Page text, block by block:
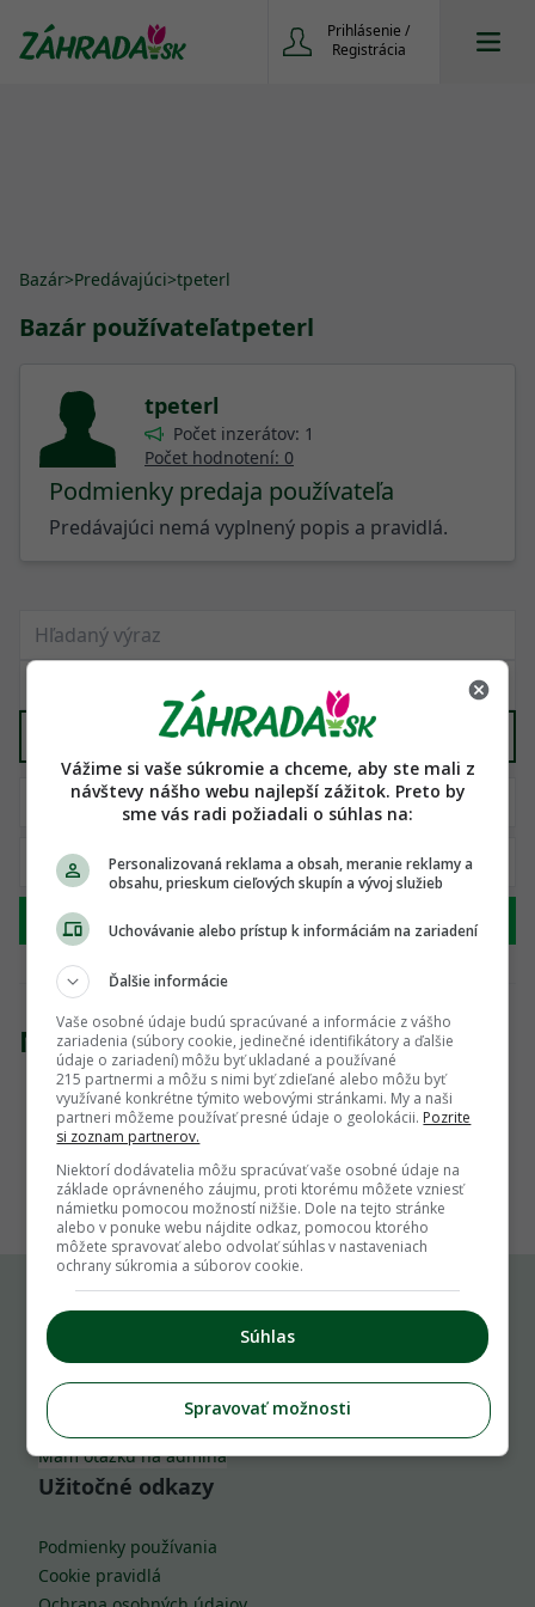
Prihlásenie /
Registrácia
Bazár>Predávajúci>tpeterl
Bazár používateľatpeterl
tpeterl
Počet inzerátov: 1
Počet hodnotení: 0
Podmienky predaja používateľa
Predávajúci nemá vyplnený popis a pravidlá.
Domáci chov
Hľadať
Nenašli sme žiadny produkt
1
Komu môžeš napísať
info@zahrada.sk
Nahlás chybu
Mám otázku na admina
Užitočné odkazy
Podmienky používania
Cookie pravidlá
Vážime si vaše súkromie a chceme, aby ste mali z
návštevy nášho webu najlepší zážitok. Preto by
sme vás radi požiadali o súhlas na:
Personalizovaná reklama a obsah, meranie reklamy a
obsahu, prieskum cieľových skupín a vývoj služieb
Uchovávanie alebo prístup k informáciám na zariadení
Ďalšie informácie
Vaše osobné údaje budú spracúvané a informácie z vášho
zariadenia (súbory cookie, jedinečné identifikátory a ďalšie
údaje o zariadení) môžu byť ukladané a používané
215 partnermi a môžu s nimi byť zdieľané alebo môžu byť
využívané konkrétne týmito webovými stránkami. My a naši
partneri môžeme používať presné údaje o geolokácii. Pozrite
si zoznam partnerov.
Niektorí dodávatelia môžu spracúvať vaše osobné údaje na
základe oprávneného záujmu, proti ktorému môžete vzniesť
námietku pomocou možností nižšie. Dole na tejto stránke
alebo v ponuke webu nájdite odkaz, pomocou ktorého
môžete spravovať alebo odvolať súhlas v nastaveniach
ochrany súkromia a súborov cookie.
Súhlas
Spravovať možnosti